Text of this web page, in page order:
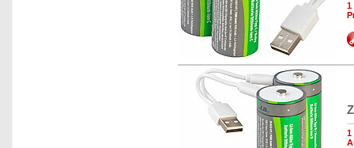
1
1